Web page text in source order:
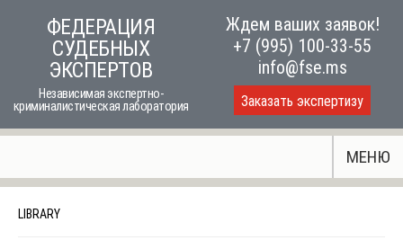
ФЕДЕРАЦИЯ
СУДЕБНЫХ
ЭКСПЕРТОВ
Независимая экспертно-
криминалистическая лаборатория
Ждем ваших заявок!
+7 (995) 100-33-55
info@fse.ms
Заказать экспертизу
МЕНЮ
LIBRARY